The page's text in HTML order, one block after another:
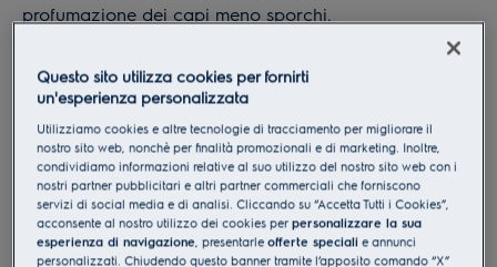
profumazione dei capi meno sporchi.
In pratica, dovresti dividere i tuoi panni e creare due
categorie principali: "molto sporco
indumenti da lavoro, sportivi) e
esempio, magliette indossate per breve tempo). Per i
capimoltosporchi, scegliciclidi lavaggio piùlunghi
e con temperature adeguate; per quellimenosporchi,
cicli breviedelicatisaranno sufficienti.
Questo sito utilizza cookies per fornirti
un'esperienza personalizzata
Utilizziamo cookies e altre tecnologie di tracciamento per migliorare il
nostro sito web, nonchè per finalità promozionali e di marketing. Inoltre,
condividiamo informazioni relative al suo utilizzo del nostro sito web con i
nostri partner pubblicitari e altri partner commerciali che forniscono
servizi di social media e di analisi. Cliccando su “Accetta Tutti i Cookies”,
acconsente al nostro utilizzo dei cookies perpersonalizzare la sua
esperienza di navigazione, presentarleofferte speciali e annunci
personalizzati. Chiudendo questo banner tramite l’apposito comando “X”